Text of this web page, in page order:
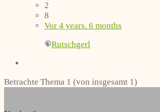
2
8
Vor 4 years. 6 months
Rutschgerl
Betrachte Thema 1 (von insgesamt 1)